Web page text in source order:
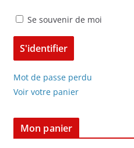
Se souvenir de moi
Mot de passe perdu
Voir votre panier
Mon panier